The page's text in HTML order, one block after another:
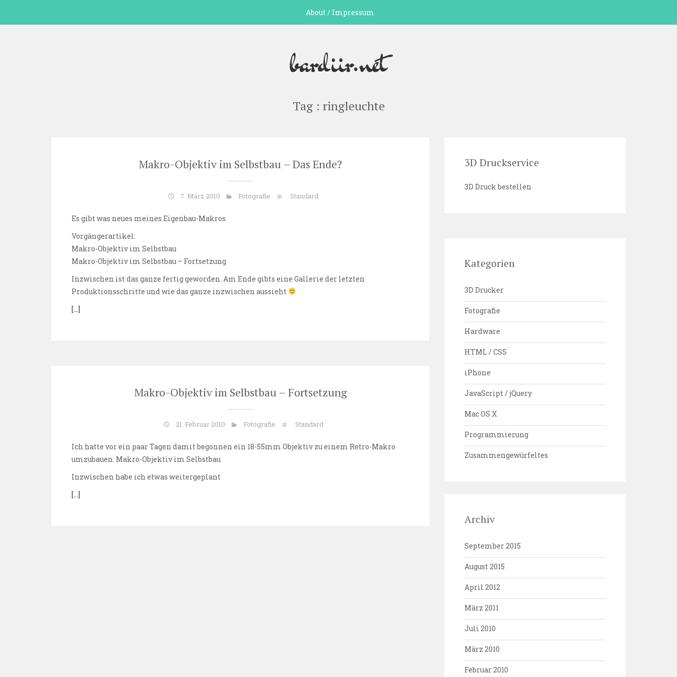
content
About / Impressum
bardiir.net
Tag : ringleuchte
Makro-Objektiv im Selbstbau – Das Ende?
7. März 2010 Fotografie Standard
Es gibt was neues meines Eigenbau-Makros.
Vorgängerartikel:
Makro-Objektiv im Selbstbau
Makro-Objektiv im Selbstbau – Fortsetzung
Inzwischen ist das ganze fertig geworden. Am Ende gibts eine Gallerie der letzten
Produktionsschritte und wie das ganze inzwischen aussieht
[…]
Makro-Objektiv im Selbstbau – Fortsetzung
21. Februar 2010 Fotografie Standard
Ich hatte vor ein paar Tagen damit begonnen ein 18-55mm Objektiv zu einem Retro-Makro
umzubauen: Makro-Objektiv im Selbstbau
Inzwischen habe ich etwas weitergeplant
[…]
3D Druckservice
3D Druck bestellen
Kategorien
3D Drucker
Fotografie
Hardware
HTML / CSS
iPhone
JavaScript / jQuery
Mac OS X
Programmierung
Zusammengewürfeltes
Archiv
September 2015
August 2015
April 2012
März 2011
Juli 2010
März 2010
Februar 2010